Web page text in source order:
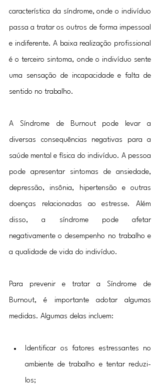
característica da síndrome, onde o indivíduo
passa a tratar os outros de forma impessoal
e indiferente. A baixa realização profissional
é o terceiro sintoma, onde o indivíduo sente
uma sensação de incapacidade e falta de
sentido no trabalho.
A Síndrome de Burnout pode levar a
diversas consequências negativas para a
saúde mental e física do indivíduo. A pessoa
pode apresentar sintomas de ansiedade,
depressão, insônia, hipertensão e outras
doenças relacionadas ao estresse. Além
disso, a síndrome pode afetar
negativamente o desempenho no trabalho e
a qualidade de vida do indivíduo.
Para prevenir e tratar a Síndrome de
Burnout, é importante adotar algumas
medidas. Algumas delas incluem:
Identificar os fatores estressantes no
ambiente de trabalho e tentar reduzi-
los;